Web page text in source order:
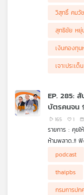
วิสุทธิ์ คมวั
สุทธิชัย หยุ่
เงินกองทุน
เจาะประเด็น
EP. 285:
บัตรคนจน
ข้าราชการ
165 1
รายการ : คุยใ
ห้ามพลาด..!! ฟั
ข่าวร้อน
• คลังเคาะ
ล้านคน
• ทำไมผู้ที่ยื่
• ศุภจีถอยแ
podcast
thaipbs
กรมการป